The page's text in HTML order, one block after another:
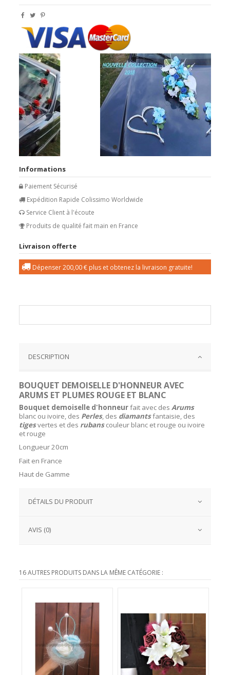
Informations
Paiement Sécurisé
Expédition Rapide Colissimo Worldwide
Service Client à l'écoute
Produits de qualité fait main en France
Livraison offerte
Dépenser200,00 € plus et obtenez la livraison gratuite!
DESCRIPTION
BOUQUET DEMOISELLE D'HONNEUR AVEC
ARUMS ET PLUMES ROUGE ET BLANC
Bouquet demoiselle d'honneurfait avec des Arums
blanc ou ivoire, des Perles, des diamantsfantaisie, des
tigesvertes et des rubanscouleur blanc et rouge ou ivoire
et rouge
Longueur 20cm
Fait en France
Haut de Gamme
DÉTAILS DU PRODUIT
AVIS (0)
16 AUTRES PRODUITS DANS LA MÊME CATÉGORIE :